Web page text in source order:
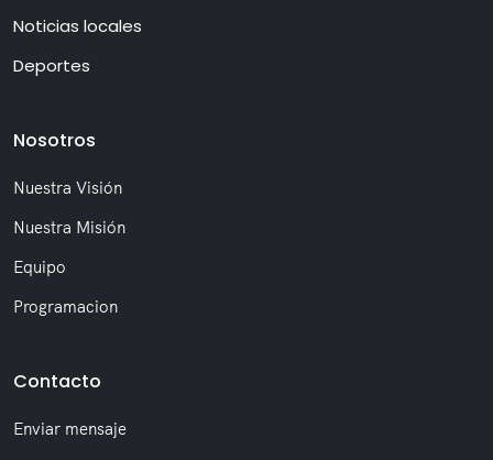
Noticias locales
Deportes
Nosotros
Nuestra Visión
Nuestra Misión
Equipo
Programacion
Contacto
Enviar mensaje